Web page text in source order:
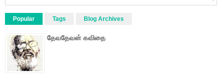
Popular Tags Blog Archives
தேவதேவன் கவிதை